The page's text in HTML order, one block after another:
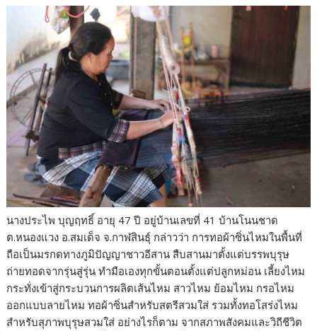
นางประไพ บุญฤทธิ์ อายุ 47 ปี อยู่บ้านเลขที่ 41 บ้านโนนชาด
ต.หนองแวง อ.สมเด็จ จ.กาฬสินธุ์ กล่าวว่า การทอผ้าซิ่นไหมในพื้นที่
ถือเป็นมรกดทางภูมิปัญญาชาวอีสาน สืบสานมาตั้งแต่บรรพบุรุษ
ถ่ายทอดจากรุ่นสู่รุ่น ทำมือเองทุกขั้นตอนตั้งแต่ปลูกหม่อน เลี้ยงไหม
กระทั่งเข้าสู่กระบวนการผลิตเส้นไหม สาวไหม ย้อมไหม กรอไหม
ออกแบบลายไหม ทอผ้าซิ่นสำหรับสตรีสวมใส่ รวมทั้งทอโสร่งไหม
สำหรับสุภาพบุรุษสวมใส่ อย่างไรก็ตาม จากสภาพสังคมและวิถีชีวิต